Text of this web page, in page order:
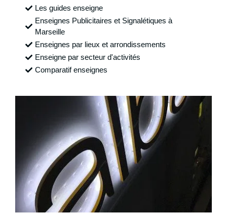
Les guides enseigne
Enseignes Publicitaires et Signalétiques à
Marseille
Enseignes par lieux et arrondissements
Enseigne par secteur d'activités
Comparatif enseignes